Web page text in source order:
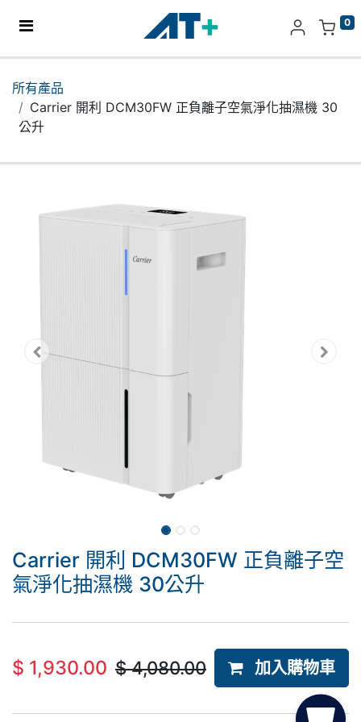
0
產品
所有產品
Carrier 開利 DCM30FW 正負離子空氣淨化抽濕機 30
公升
Carrier 開利 DCM30FW 正負離子空
氣淨化抽濕機 30公升
$ 1,930.00 $4,080.00 加入購物車